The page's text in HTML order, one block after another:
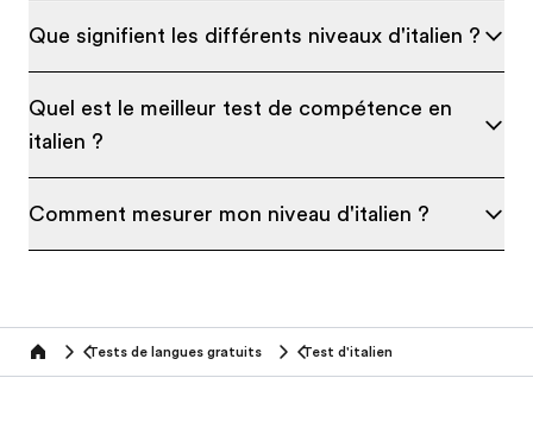
Que signifient les différents niveaux d'italien ?
Quel est le meilleur test de compétence en
italien ?
Comment mesurer mon niveau d'italien ?
Home Tests de langues gratuits Test d'italien